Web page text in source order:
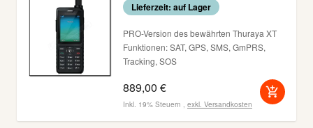
Lieferzeit: auf Lager
PRO-Version des bewährten Thuraya XT
Funktionen: SAT, GPS, SMS, GmPRS,
Tracking, SOS
IP55
889,00 €
Inkl. 19% Steuern , exkl. Versandkosten